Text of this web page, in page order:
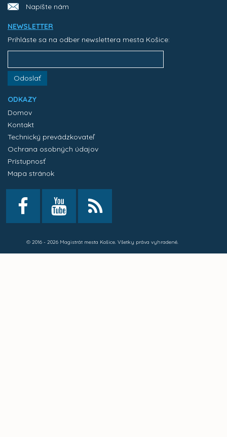
Napíšte nám
NEWSLETTER
Prihláste sa na odber newslettera mesta Košice:
Odoslať
ODKAZY
Domov
Kontakt
Technický prevádzkovateľ
Ochrana osobných údajov
Prístupnosť
Mapa stránok
© 2016 - 2026 Magistrát mesta Košice. Všetky práva vyhradené.